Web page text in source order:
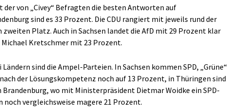
von „Civey“ Befragten die besten Antworten auf
sind es 33 Prozent. Die CDU rangiert mit jeweils rund der
Platz. Auch in Sachsen landet die AfD mit 29 Prozent klar
Kretschmer mit 23 Prozent.
sind die Ampel-Parteien. In Sachsen kommen SPD, „Grüne“
der Lösungskompetenz noch auf 13 Prozent, in Thüringen sind
wo mit Ministerpräsident Dietmar Woidke ein SPD-
vergleichsweise magere 21 Prozent.